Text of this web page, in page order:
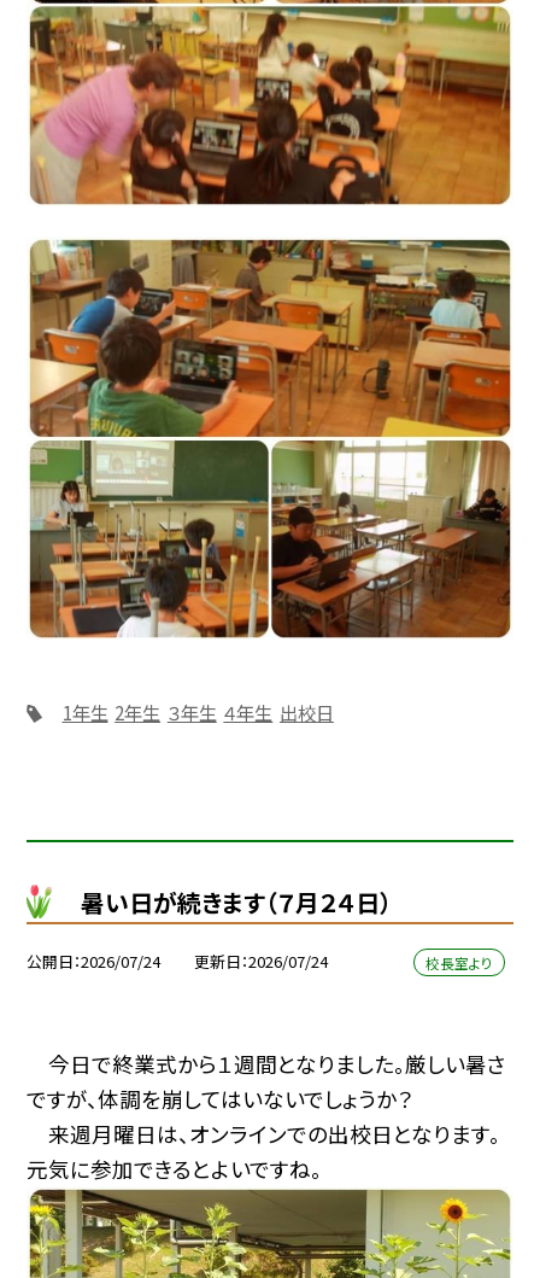
1年生 2年生 ３年生 ４年生 出校日
暑い日が続きます（７月２４日）
公開日 2026/07/24 更新日 2026/07/24 校長室より
今日で終業式から１週間となりました。厳しい暑さ
ですが、体調を崩してはいないでしょうか？
来週月曜日は、オンラインでの出校日となります。
元気に参加できるとよいですね。